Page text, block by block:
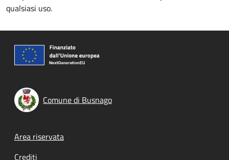
qualsiasi uso.
Comune di Busnago
Footer menu
Area riservata
Crediti